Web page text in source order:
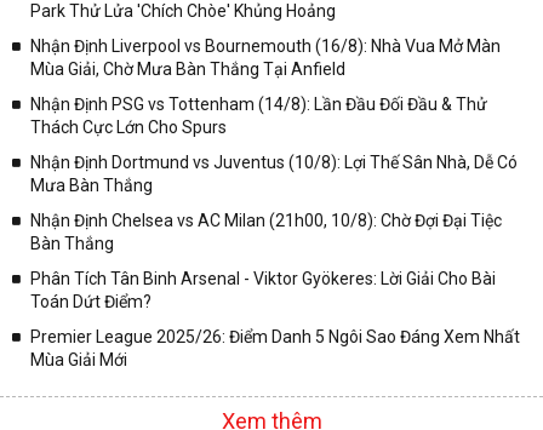
Park Thử Lửa 'Chích Chòe' Khủng Hoảng
Nhận Định Liverpool vs Bournemouth (16/8): Nhà Vua Mở Màn
Mùa Giải, Chờ Mưa Bàn Thắng Tại Anfield
Nhận Định PSG vs Tottenham (14/8): Lần Đầu Đối Đầu & Thử
Thách Cực Lớn Cho Spurs
Nhận Định Dortmund vs Juventus (10/8): Lợi Thế Sân Nhà, Dễ Có
Mưa Bàn Thắng
Nhận Định Chelsea vs AC Milan (21h00, 10/8): Chờ Đợi Đại Tiệc
Bàn Thắng
Phân Tích Tân Binh Arsenal - Viktor Gyökeres: Lời Giải Cho Bài
Toán Dứt Điểm?
Premier League 2025/26: Điểm Danh 5 Ngôi Sao Đáng Xem Nhất
Mùa Giải Mới
Xem thêm